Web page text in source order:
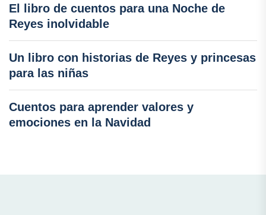
El libro de cuentos para una Noche de
Reyes inolvidable
Un libro con historias de Reyes y princesas
para las niñas
Cuentos para aprender valores y
emociones en la Navidad